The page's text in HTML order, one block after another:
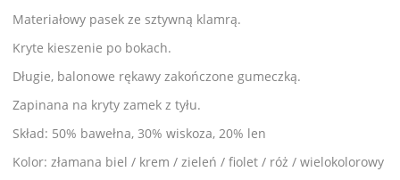
Materiałowy pasek ze sztywną klamrą.
Kryte kieszenie po bokach.
Długie, balonowe rękawy zakończone gumeczką.
Zapinana na kryty zamek z tyłu.
Skład: 50% bawełna, 30% wiskoza, 20% len
Kolor: złamana biel / krem / zieleń / fiolet / róż / wielokolorowy